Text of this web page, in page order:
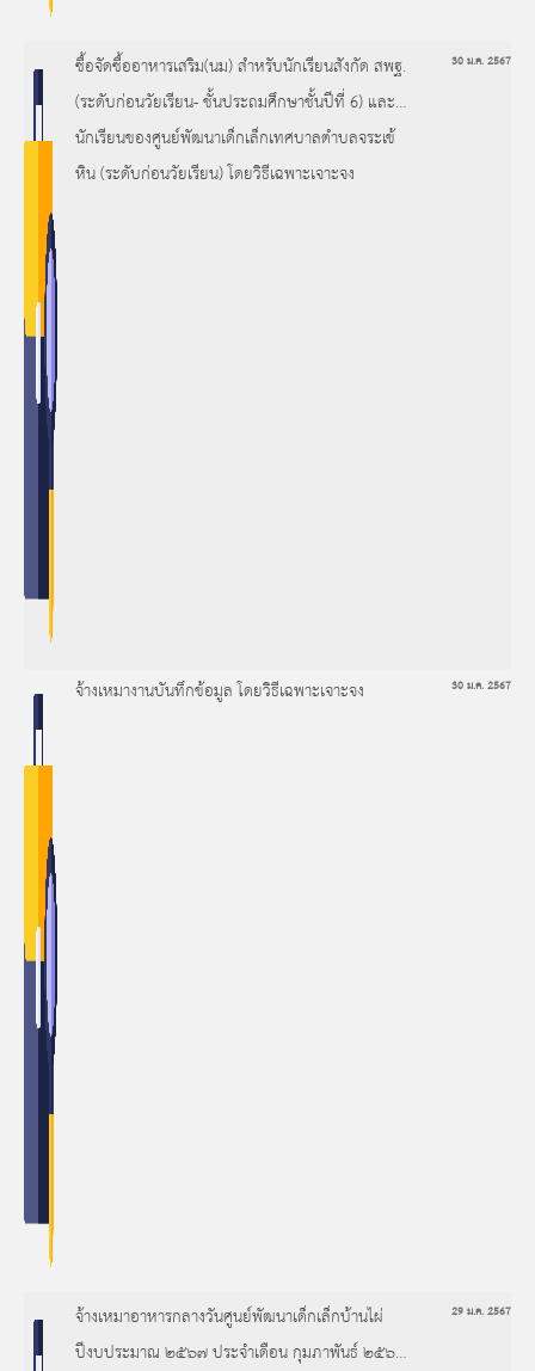
ซื้อจัดซื้ออาหารเสริม(นม) สำหรับนักเรียนสังกัด สพฐ.
(ระดับก่อนวัยเรียน- ชั้นประถมศึกษาชั้นปีที่ 6) และ
นักเรียนของศูนย์พัฒนาเด็กเล็กเทศบาลตำบลจระเข้
หิน (ระดับก่อนวัยเรียน) โดยวิธีเฉพาะเจาะจง
30 ม.ค. 2567
จ้างเหมางานบันทึกข้อมูล โดยวิธีเฉพาะเจาะจง 30 ม.ค. 2567
จ้างเหมาอาหารกลางวันศูนย์พัฒนาเด็กเล็กบ้านไผ่
ปีงบประมาณ ๒๕๖๗ ประจำเดือน กุมภาพันธ์ ๒๕๖๗
29 ม.ค. 2567